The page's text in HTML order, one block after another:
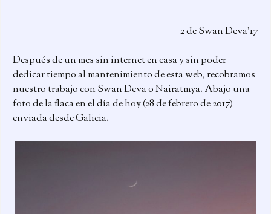
2 de Swan Deva’17
Después de un mes sin internet en casa y sin poder
dedicar tiempo al mantenimiento de esta web, recobramos
nuestro trabajo con Swan Deva o Nairatmya. Abajo una
foto de la flaca en el día de hoy (28 de febrero de 2017)
enviada desde Galicia.